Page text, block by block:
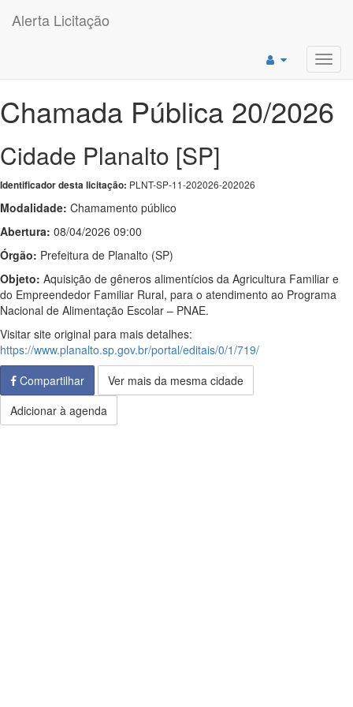
Alerta Licitação
Chamada Pública 20/2026
Cidade Planalto [SP]
Identificador desta licitação: PLNT-SP-11-202026-202026
Modalidade: Chamamento público
Abertura: 08/04/2026 09:00
Órgão: Prefeitura de Planalto (SP)
Objeto: Aquisição de gêneros alimentícios da Agricultura Familiar e
do Empreendedor Familiar Rural, para o atendimento ao Programa
Nacional de Alimentação Escolar – PNAE.
Visitar site original para mais detalhes:
https://www.planalto.sp.gov.br/portal/editais/0/1/719/
Compartilhar
Ver mais da mesma cidade
Adicionar à agenda